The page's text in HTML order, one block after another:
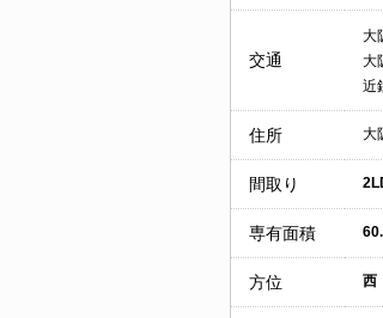
交通
大
大
近
住所 大
間取り
専有面積
方位 西